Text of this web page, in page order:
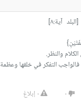
[البلد آية:٨]
التفكر في خلقها
٠ ٠ إبلاغ